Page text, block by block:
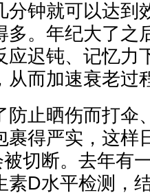
分钟就可以达到
多。年纪大了之
应迟钝、记忆力
从而加速衰老过
防止晒伤而打伞
裹得严实，这样
切断。去年有
素D水平检测，